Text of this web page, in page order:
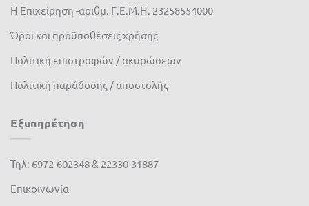
ΣΕΓΕ
Η Επιχείρηση -αριθμ. Γ.Ε.Μ.Η. 23258554000
Όροι και προϋποθέσεις χρήσης
Πολιτική επιστροφών / ακυρώσεων
Πολιτική παράδοσης / αποστολής
Εξυπηρέτηση
Τηλ: 6972-602348 & 22330-31887
Επικοινωνία